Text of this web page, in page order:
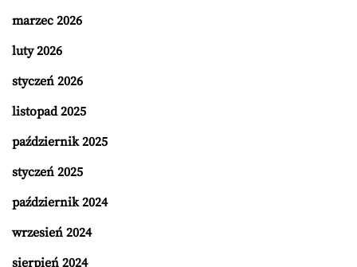
marzec 2026
luty 2026
styczeń 2026
listopad 2025
październik 2025
styczeń 2025
październik 2024
wrzesień 2024
sierpień 2024